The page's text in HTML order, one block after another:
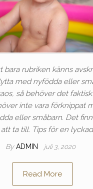
bara rubriken känns
med nyfödda eller
så behöver det
inte vara förknippat
eller småbarn. Det
att ta till. Tips för en
By ADMIN juli 3, 2020
Read More